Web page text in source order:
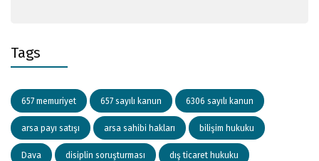
Tags
657 memuriyet 657 sayılı kanun 6306 sayılı kanun
arsa payı satışı arsa sahibi hakları bilişim hukuku
Dava disiplin soruşturması dış ticaret hukuku